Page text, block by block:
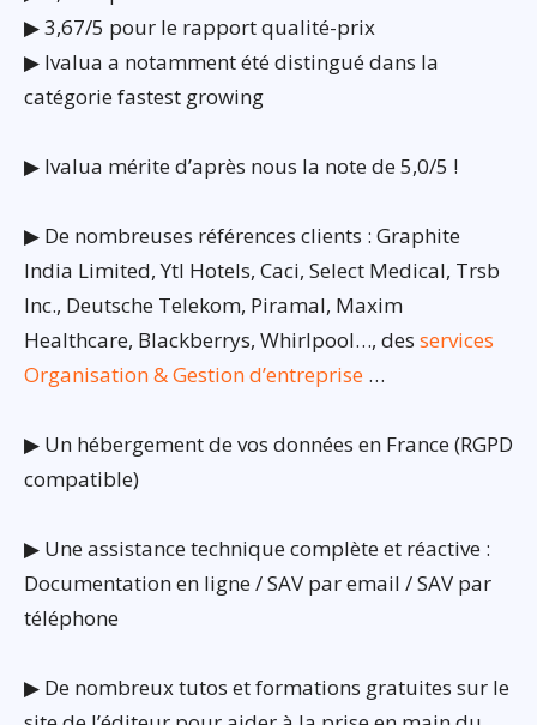
▶ 3,67/5 pour le rapport qualité-prix
▶ Ivalua a notamment été distingué dans la
catégorie fastest growing
▶ Ivalua mérite d’après nous la note de 5,0/5 !
▶ De nombreuses références clients : Graphite
India Limited, Ytl Hotels, Caci, Select Medical, Trsb
Inc., Deutsche Telekom, Piramal, Maxim
Healthcare, Blackberrys, Whirlpool…, des services
Organisation & Gestion d’entreprise …
▶ Un hébergement de vos données en France (RGPD
compatible)
▶ Une assistance technique complète et réactive :
Documentation en ligne / SAV par email / SAV par
téléphone
▶ De nombreux tutos et formations gratuites sur le